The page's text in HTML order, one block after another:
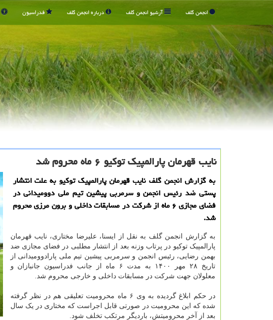
انجمن گلف آرشیو انجمن گلف درباره انجمن گلف فدراسیون
نایب قهرمان پارالمپیک توکیو ۶ ماه محروم شد
به گزارش انجمن گلف نایب قهرمان پارالمپیک توکیو به علت انتشار
پستی ضد رئیس انجمن و سرمربی پیشین تیم ملی دوومیدانی در
فضای مجازی ۶ ماه از شرکت در مسابقات داخلی و برون مرزی محروم
شد.
به گزارش انجمن گلف به نقل از ایسنا، علیرضا مختاری، نایب قهرمان
پارالمپیک توکیو در پرتاب وزنه بعد از انتشار مطلبی در فضای مجازی ضد
بهمن رضایی، رئیس انجمن و سرمربی پیشین تیم ملی پارادوومیدانی از
تاریخ ۲۸ مهر ۱۴۰۰ به مدت ۶ ماه از جانب فدراسیون جانبازان و
معلولان جهت شرکت در مسابقات داخلی و خارجی محروم شد.
در حکم ابلاغ گردیده به وی ۶ ماه محرومیت تعلیقی هم در نظر گرفته
شده که این محرومیت در صورتی قابل اجراست که مختاری در یک سال
بعد از آخر محرومیتش، باردیگر مرتکب تخلف شود.